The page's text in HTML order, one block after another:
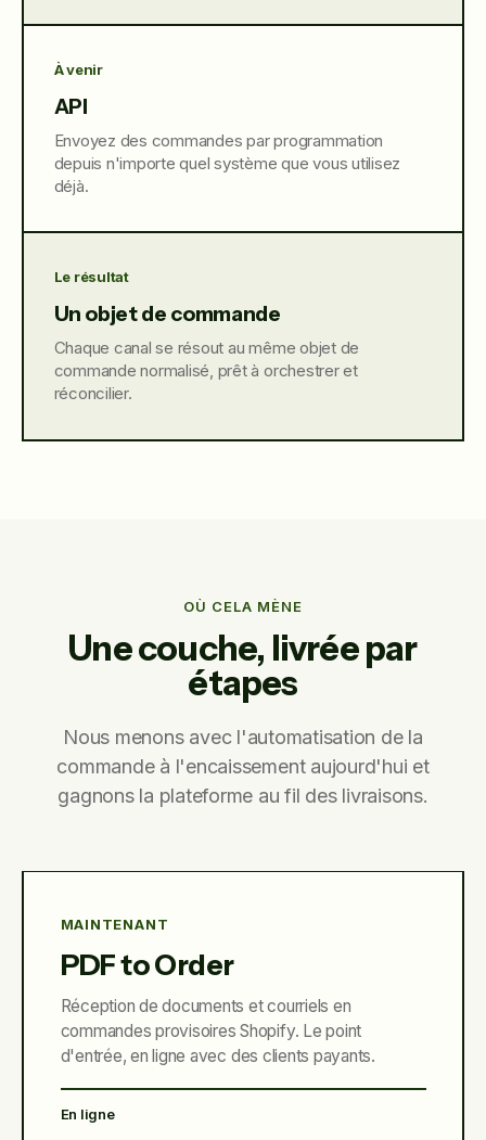
À venir
API
Envoyez des commandes par programmation
depuis n'importe quel système que vous utilisez
déjà.
Le résultat
Un objet de commande
Chaque canal se résout au même objet de
commande normalisé, prêt à orchestrer et
réconcilier.
OÙ CELA MÈNE
Une couche, livrée par
étapes
Nous menons avec l'automatisation de la
commande à l'encaissement aujourd'hui et
gagnons la plateforme au fil des livraisons.
MAINTENANT
PDF to Order
Réception de documents et courriels en
commandes provisoires Shopify. Le point
d'entrée, en ligne avec des clients payants.
En ligne